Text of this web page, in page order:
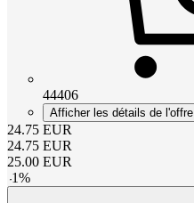
44406
Afficher les détails de l'offre
24.75 EUR
24.75 EUR
25.00 EUR
-1%